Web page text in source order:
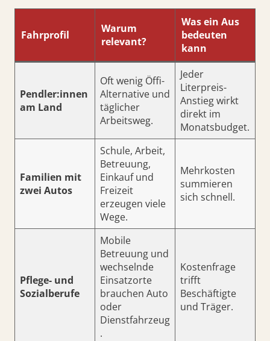
Fahrprofil
Warum
relevant?
Was ein Aus
bedeuten
kann
Pendler:innen
am Land
Oft wenig Öffi-
Alternative und
täglicher
Arbeitsweg.
Jeder
Literpreis-
Anstieg wirkt
direkt im
Monatsbudget.
Familien mit
zwei Autos
Schule, Arbeit,
Betreuung,
Einkauf und
Freizeit
erzeugen viele
Wege.
Mehrkosten
summieren
sich schnell.
Pflege- und
Sozialberufe
Mobile
Betreuung und
wechselnde
Einsatzorte
brauchen Auto
oder
Dienstfahrzeug
.
Kostenfrage
trifft
Beschäftigte
und Träger.